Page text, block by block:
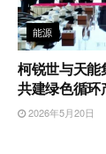
能源
柯锐世与天
共建绿色循环
2026年5月20日